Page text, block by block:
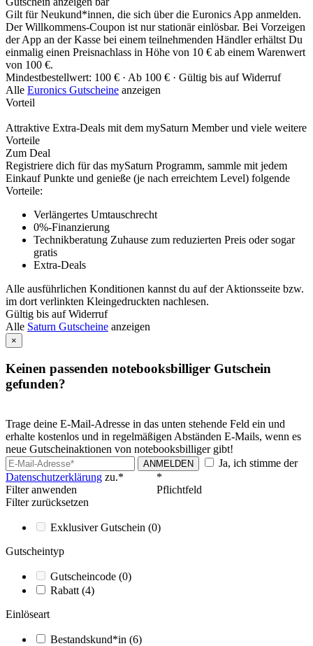
Gilt für Neukund*innen, die sich über die Euronics App anmelden.
Der Willkommens-Coupon ist nur stationär einlösbar. Bei Vorzeigen
der App an der Kasse bei einem teilnehmenden Händler erhältst Du
einmalig einen Preisnachlass in Höhe von 10 € ab einem Warenwert
von 100 €.
Mindestbestellwert: 100 € · Ab 100 € · Gültig bis auf Widerruf
Alle Euronics Gutscheine anzeigen
Vorteil
Attraktive Extra-Deals mit dem mySaturn Member und viele weitere
Vorteile
Zum Deal
Registriere dich für das mySaturn Programm, sammle mit jedem
Einkauf Punkte und genieße (je nach erreichtem Level) folgende
Vorteile:
Verlängertes Umtauschrecht
0%-Finanzierung
Technikberatung Zuhause zum reduzierten Preis oder sogar
gratis
Extra-Deals
Alle ausführlichen Konditionen kannst du auf der Aktionsseite bzw.
im dort verlinkten Kleingedruckten nachlesen.
Gültig bis auf Widerruf
Alle Saturn Gutscheine anzeigen
×
Keinen passenden notebooksbilliger Gutschein
gefunden?
Trage deine E-Mail-Adresse in das unten stehende Feld ein und
erhalte kostenlos und in regelmäßigen Abständen E-Mails, wenn es
neue Gutscheinaktionen von notebooksbilliger gibt!
ANMELDEN
Ja, ich stimme der
Datenschutzerklärung zu.*
*
Pflichtfeld
Filter anwenden
Filter zurücksetzen
Exklusiver Gutschein (0)
Gutscheintyp
Gutscheincode (0)
Rabatt (4)
Einlöseart
Bestandskund*in (6)